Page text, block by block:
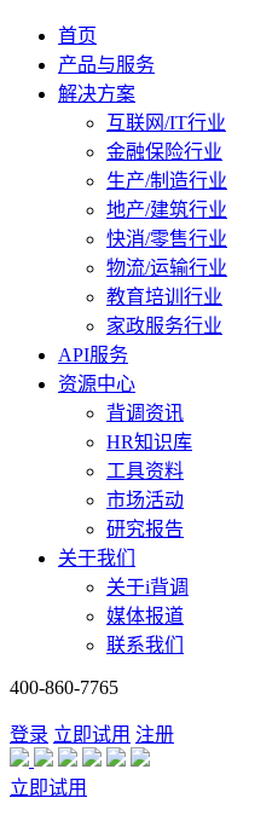
首页
产品与服务
解决方案
互联网/IT行业
金融保险行业
生产/制造行业
地产/建筑行业
快消/零售行业
物流/运输行业
教育培训行业
家政服务行业
API服务
资源中心
背调资讯
HR知识库
工具资料
市场活动
研究报告
关于我们
关于i背调
媒体报道
联系我们
400-860-7765
登录 立即试用 注册
立即试用